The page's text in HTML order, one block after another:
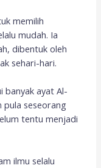
memilih
mudah. Ia
dibentuk oleh
sehari-hari.
banyak ayat Al-
pula seseorang
tentu menjadi
ilmu selalu